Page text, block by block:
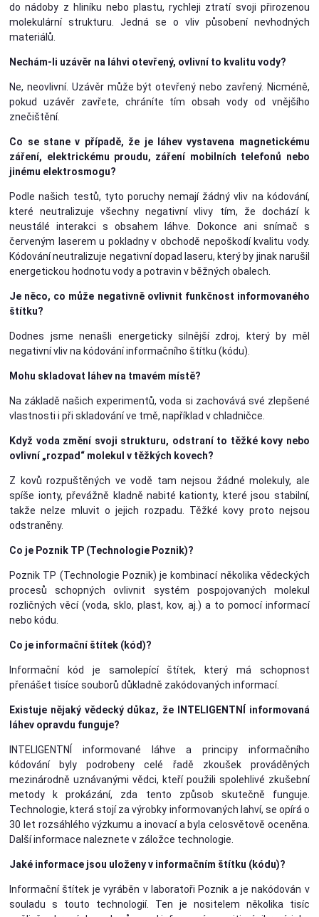
do nádoby z hliníku nebo plastu, rychleji ztratí svoji přirozenou
molekulární strukturu. Jedná se o vliv působení nevhodných
materiálů.
Nechám-li uzávěr na láhvi otevřený, ovlivní to kvalitu vody?
Ne, neovlivní. Uzávěr může být otevřený nebo zavřený. Nicméně,
pokud uzávěr zavřete, chráníte tím obsah vody od vnějšího
znečištění.
Co se stane v případě, že je láhev vystavena magnetickému
záření, elektrickému proudu, záření mobilních telefonů nebo
jinému elektrosmogu?
Podle našich testů, tyto poruchy nemají žádný vliv na kódování,
které neutralizuje všechny negativní vlivy tím, že dochází k
neustálé interakci s obsahem láhve. Dokonce ani snímač s
červeným laserem u pokladny v obchodě nepoškodí kvalitu vody.
Kódování neutralizuje negativní dopad laseru, který by jinak narušil
energetickou hodnotu vody a potravin v běžných obalech.
Je něco, co může negativně ovlivnit funkčnost informovaného
štítku?
Dodnes jsme nenašli energeticky silnější zdroj, který by měl
negativní vliv na kódování informačního štítku (kódu).
Mohu skladovat láhev na tmavém místě?
Na základě našich experimentů, voda si zachovává své zlepšené
vlastnosti i při skladování ve tmě, například v chladničce.
Když voda změní svoji strukturu, odstraní to těžké kovy nebo
ovlivní „rozpad“ molekul v těžkých kovech?
Z kovů rozpuštěných ve vodě tam nejsou žádné molekuly, ale
spíše ionty, převážně kladně nabité kationty, které jsou stabilní,
takže nelze mluvit o jejich rozpadu. Těžké kovy proto nejsou
odstraněny.
Co je Poznik TP (Technologie Poznik)?
Poznik TP (Technologie Poznik) je kombinací několika vědeckých
procesů schopných ovlivnit systém pospojovaných molekul
rozličných věcí (voda, sklo, plast, kov, aj.) a to pomocí informací
nebo kódu.
Co je informační štítek (kód)?
Informační kód je samolepící štítek, který má schopnost
přenášet tisíce souborů důkladně zakódovaných informací.
Existuje nějaký vědecký důkaz, že INTELIGENTNÍ informovaná
láhev opravdu funguje?
INTELIGENTNÍ informované láhve a principy informačního
kódování byly podrobeny celé řadě zkoušek prováděných
mezinárodně uznávanými vědci, kteří použili spolehlivé zkušební
metody k prokázání, zda tento způsob skutečně funguje.
Technologie, která stojí za výrobky informovaných lahví, se opírá o
30 let rozsáhlého výzkumu a inovací a byla celosvětově oceněna.
Další informace naleznete v záložce technologie.
Jaké informace jsou uloženy v informačním štítku (kódu)?
Informační štítek je vyráběn v laboratoři Poznik a je nakódován v
souladu s touto technologií. Ten je nositelem několika tisíc